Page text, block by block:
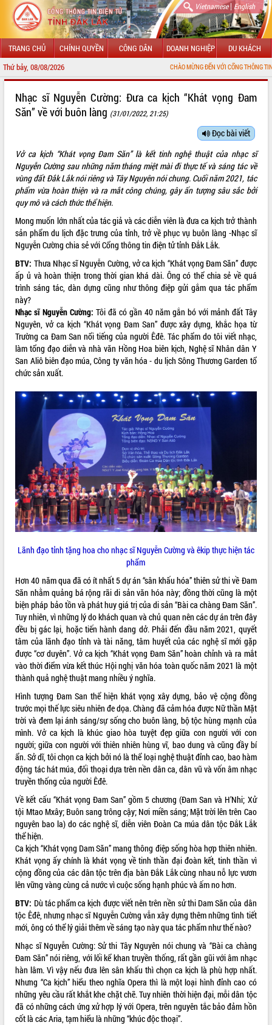
Vietnamese| English
TRANG CHỦ CHÍNH QUYỀN CÔNG DÂN DOANH NGHIỆP DU KHÁCH
Thứ bảy, 08/08/2026 CHÀO MỪNG ĐẾN VỚI CỔNG THÔNG TIN ĐIỆN TỬ TỈNH ĐẮK
LÃNH ĐẠO UBND TỈNH
SỞ, BAN, NGÀNH
UBND CÁC XÃ, PHƯỜNG
THÔNG TIN CHỈ ĐẠO ĐIỀU HÀNH
HỆ THỐNG VĂN BẢN
VĂN BẢN HĐND TỈNH
ĐIỂM TIN VĂN BẢN
QUY HOẠCH - KẾ HOẠCH
Khám bệnh, cấp phát thuốc miễn phí
và tặng quà người dân xã Cư Pui
Hội nghị UBND tỉnh Đắk Lắk thường kỳ
tháng 7/2026
Lễ truy tặng danh hiệu “Bà Mẹ Việt
Nam Anh hùng” và trao Huân chương
Lao động
UBND tỉnh Đắk Lắk triển khai nhiệm
vụ 6 tháng cuối năm 2026
Kỳ họp thứ Hai, Hội đồng nhân dân
tỉnh khóa XI quyết nghị nhiều nội dung
quan trọng
Bí thư Tỉnh ủy Lương Nguyễn Minh
Triết thăm, tặng quà người có công với
cách mạng
Rà soát, hoàn thiện hệ thống thiết chế
văn hóa, thể thao đáp ứng yêu cầu
phát triển mới
Thường trực HĐND tỉnh Đắk Lắk gặp
mặt Đoàn chuyên gia y tế TP. Hồ Chí
Minh
Lễ truy điệu và an táng hài cốt liệt sĩ
tại Nghĩa trang Liệt sĩ xã Sơn Hòa
Bàn giải pháp tháo gỡ khó khăn trong
xuất khẩu sầu riêng và triển khai quy
định EUDR
ALBUM ẢNH
THỐNG KÊ TRUY CẬP
Hôm nay: 19831
Tất cả: 66065154
Nhạc sĩ Nguyễn Cường: Đưa ca kịch “Khát vọng Đam
Săn” về với buôn làng (31/01/2022, 21:25)
Đọc bài viết
Vở ca kịch “Khát vọng Đam Săn” là kết tinh nghệ thuật của nhạc sĩ
Nguyễn Cường sau những năm tháng miệt mài đi thực tế và sáng tác về
vùng đất Đắk Lắk nói riêng và Tây Nguyên nói chung. Cuối năm 2021, tác
phẩm vừa hoàn thiện và ra mắt công chúng, gây ấn tượng sâu sắc bởi
quy mô và cách thức thể hiện.
Mong muốn lớn nhất của tác giả và các diễn viên là đưa ca kịch trở thành
sản phẩm du lịch đặc trưng của tỉnh, trở về phục vụ buôn làng -Nhạc sĩ
Nguyễn Cường chia sẻ với Cổng thông tin điện tử tỉnh Đắk Lắk.
BTV: Thưa Nhạc sĩ Nguyễn Cường, vở ca kịch “Khát vọng Đam Săn” được
ấp ủ và hoàn thiện trong thời gian khá dài. Ông có thể chia sẻ về quá
trình sáng tác, dàn dựng cũng như thông điệp gửi gắm qua tác phẩm
này?
Nhạc sĩ Nguyễn Cường: Tôi đã có gần 40 năm gắn bó với mảnh đất Tây
Nguyên, vở ca kịch “Khát vọng Đam San” được xây dựng, khắc họa từ
Trường ca Đam San nổi tiếng của người Êđê. Tác phẩm do tôi viết nhạc,
làm tổng đạo diễn và nhà văn Hồng Hoa biên kịch, Nghệ sĩ Nhân dân Y
San Aliô biên đạo múa, Công ty văn hóa - du lịch Sông Thương Garden tổ
chức sản xuất.
Lãnh đạo tỉnh tặng hoa cho nhạc sĩ Nguyễn Cường và êkip thực hiện tác
phẩm
Hơn 40 năm qua đã có ít nhất 5 dự án “sân khấu hóa” thiên sử thi về Đam
Săn nhằm quảng bá rộng rãi di sản văn hóa này; đồng thời cũng là một
biện pháp bảo tồn và phát huy giá trị của di sản “Bài ca chàng Đam Săn”.
Tuy nhiên, vì những lý do khách quan và chủ quan nên các dự án trên đây
đều bị gác lại, hoặc tiến hành dang dở. Phải đến đầu năm 2021, quyết
tâm của lãnh đạo tỉnh và tài năng, tâm huyết của các nghệ sĩ mới gặp
được “cơ duyên”. Vở ca kịch “Khát vọng Đam Săn” hoàn chỉnh và ra mắt
vào thời điểm vừa kết thúc Hội nghị văn hóa toàn quốc năm 2021 là một
thành quả nghệ thuật mang nhiều ý nghĩa.
Hình tượng Đam San thể hiện khát vọng xây dựng, bảo vệ cộng đồng
trước mọi thế lực siêu nhiên đe dọa. Chàng đã cảm hóa được Nữ thần Mặt
trời và đem lại ánh sáng/sự sống cho buôn làng, bộ tộc hùng mạnh của
mình. Vở ca kịch là khúc giao hòa tuyệt đẹp giữa con người với con
người; giữa con người với thiên nhiên hùng vĩ, bao dung và cũng đầy bí
ẩn. Sở dĩ, tôi chọn ca kịch bởi nó là thể loại nghệ thuật đỉnh cao, bao hàm
động tác hát múa, đối thoại dựa trên nền dân ca, dân vũ và vốn âm nhạc
truyền thống của người Êđê.
Về kết cấu “Khát vọng Đam San” gồm 5 chương (Đam San và H’Nhi; Xử
tội Mtao Mxây; Buôn sang trông cậy; Nơi miền sáng; Mặt trời lên trên Cao
nguyên bao la) do các nghệ sĩ, diễn viên Đoàn Ca múa dân tộc Đắk Lắk
thể hiện.
Ca kịch “Khát vọng Dam Săn” mang thông điệp sống hòa hợp thiên nhiên.
Khát vọng ấy chính là khát vọng về tinh thần đại đoàn kết, tinh thần vì
cộng đồng của các dân tộc trên địa bàn Đắk Lắk cùng nhau nỗ lực vươn
lên vững vàng cùng cả nước vì cuộc sống hạnh phúc và ấm no hơn.
BTV: Dù tác phẩm ca kịch được viết nên trên nền sử thi Dam Săn của dân
tộc Êđê, nhưng nhạc sĩ Nguyễn Cường vẫn xây dựng thêm những tình tiết
mới, ông có thể lý giải thêm về sáng tạo này qua tác phẩm như thế nào?
Nhạc sĩ Nguyễn Cường: Sử thi Tây Nguyên nói chung và “Bài ca chàng
Đam Săn” nói riêng, với lối kể khan truyền thống, rất gần gũi với âm nhạc
hàn lâm. Vì vậy nếu đưa lên sân khấu thì chọn ca kịch là phù hợp nhất.
Nhưng “Ca kịch” hiểu theo nghĩa Opera thì là một loại hình đỉnh cao có
những yêu cầu rất khắt khe chặt chẽ. Tuy nhiên thời hiện đại, mỗi dân tộc
đã có những cách ứng xử hợp lý với Opera, trên nguyên tắc bảo đảm hồn
cốt là các Aria, tạm hiểu là những “khúc độc thoại”.